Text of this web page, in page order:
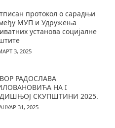
протокол о сарадњи
МУП и Удружења
установа социјалне
3, 2025
РАДОСЛАВА
НА I
СКУПШТИНИ 2025.
31, 2025